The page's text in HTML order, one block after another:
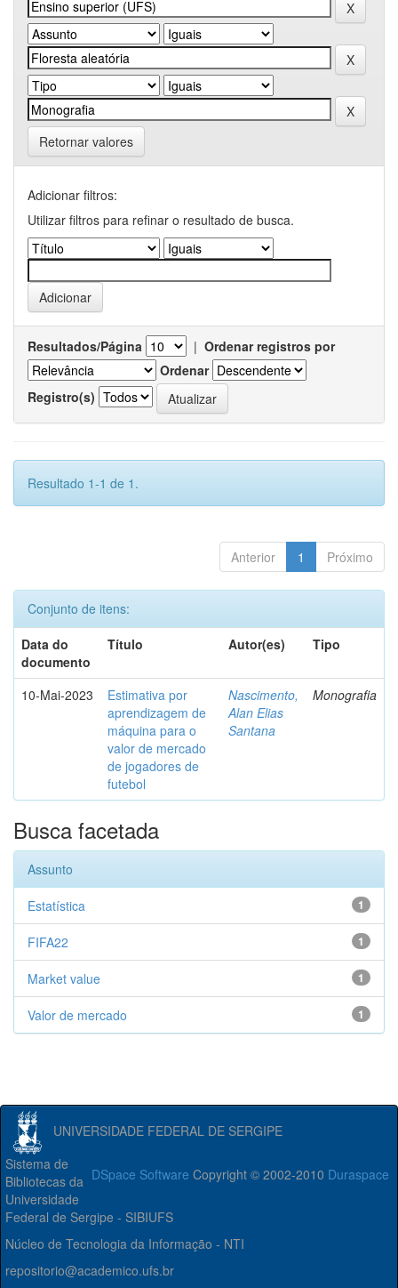
Retornar valores
Adicionar filtros:
Utilizar filtros para refinar o resultado de busca.
Resultados/Página | Ordenar registros por
Ordenar
Registro(s)
Resultado 1-1 de 1.
Anterior 1 Próximo
Conjunto de itens:
Data do
documento
Título Autor(es) Tipo
10-Mai-2023
Estimativa por
aprendizagem de
máquina para o
valor de mercado
de jogadores de
futebol
Nascimento,
Alan Elias
Santana
Monografia
Busca facetada
Assunto
1
Estatística
1
FIFA22
1
Market value
1
Valor de mercado
UNIVERSIDADE FEDERAL DE SERGIPE
DSpace Software Copyright © 2002-2010 Duraspace
Sistema de
Bibliotecas da
Universidade
Federal de Sergipe - SIBIUFS
Núcleo de Tecnologia da Informação - NTI
repositorio@academico.ufs.br